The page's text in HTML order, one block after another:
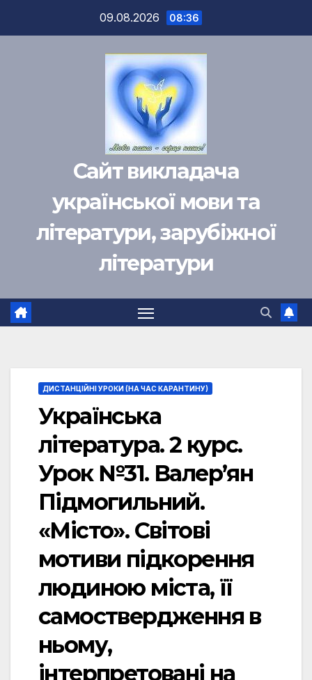
09.08.2026 08:36
Сайт викладача
української мови та
літератури, зарубіжної
літератури
ДИСТАНЦІЙНІ УРОКИ (НА ЧАС КАРАНТИНУ)
Українська
література. 2 курс.
Урок №31. Валер’ян
Підмогильний.
«Місто». Світові
мотиви підкорення
людиною міста, її
самоствердження в
ньому,
інтерпретовані на